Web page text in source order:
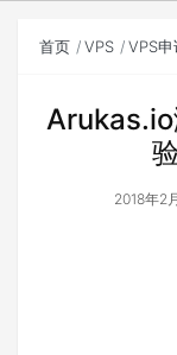
首页 VPS VPS申
Arukas.io
2018年2